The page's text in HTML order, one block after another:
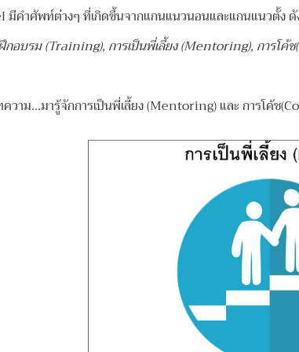
มีคำศัพท์ต่างๆ ที่เกิดขึ้นจากแกนแนวนอนและแกนแนวตั้ง
อบรม (Training), การเป็นพี่เลี้ยง (Mentoring), การโ
าม...มารู้จักการเป็นพี่เลี้ยง (Mentoring) และ การโค้